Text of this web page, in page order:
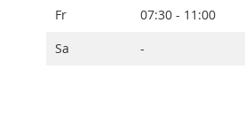
Fr
07:30 - 11:00
Sa
-